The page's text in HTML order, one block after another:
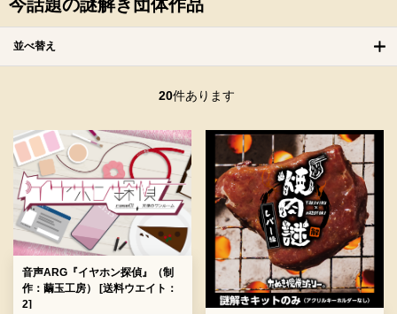
今話題の謎解き団体作品
並べ替え
20件あります
音声ARG『イヤホン探偵』（制
作：繭玉工房） [送料ウエイト：
2]